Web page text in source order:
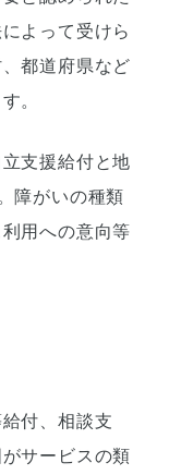
サービス
リッ
よって受けら
都道府県など
。
支援給付と地
障がいの種類
用への意向等
付、相談支
サービスの類